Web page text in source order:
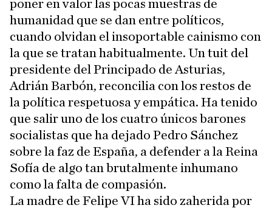
poner en valor las pocas muestras de
humanidad que se dan entre políticos,
cuando olvidan el insoportable cainismo con
la que se tratan habitualmente. Un tuit del
presidente del Principado de Asturias,
Adrián Barbón, reconcilia con los restos de
la política respetuosa y empática. Ha tenido
que salir uno de los cuatro únicos barones
socialistas que ha dejado Pedro Sánchez
sobre la faz de España, a defender a la Reina
Sofía de algo tan brutalmente inhumano
como la falta de compasión.
La madre de Felipe VI ha sido zaherida por